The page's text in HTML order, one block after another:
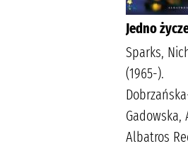
Jedno
Sparks,
(1965-).
Gadowska,
Albatros